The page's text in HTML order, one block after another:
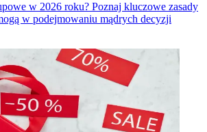
w 2026 roku? Poznaj kluczowe zasady
w podejmowaniu mądrych decyzji